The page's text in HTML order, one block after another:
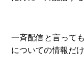
一斉配信と言って
についての情報だ